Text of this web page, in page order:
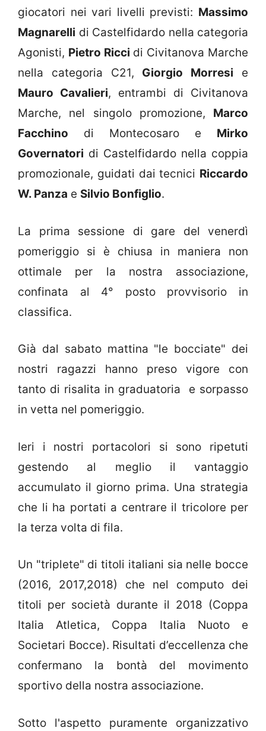
giocatori nei vari livelli previsti: Massimo
Magnarelli di Castelfidardo nella categoria
Agonisti, Pietro Ricci di Civitanova Marche
nella categoria C21, Giorgio Morresi e
Mauro Cavalieri, entrambi di Civitanova
Marche, nel singolo promozione, Marco
Facchino di Montecosaro e Mirko
Governatori di Castelfidardo nella coppia
promozionale, guidati dai tecnici Riccardo
W. Panza e Silvio Bonfiglio.
La prima sessione di gare del venerdì
pomeriggio si è chiusa in maniera non
ottimale per la nostra associazione,
confinata al 4° posto provvisorio in
classifica.
Già dal sabato mattina "le bocciate" dei
nostri ragazzi hanno preso vigore con
tanto di risalita in graduatoria e sorpasso
in vetta nel pomeriggio.
Ieri i nostri portacolori si sono ripetuti
gestendo al meglio il vantaggio
accumulato il giorno prima. Una strategia
che li ha portati a centrare il tricolore per
la terza volta di fila.
Un "triplete" di titoli italiani sia nelle bocce
(2016, 2017,2018) che nel computo dei
titoli per società durante il 2018 (Coppa
Italia Atletica, Coppa Italia Nuoto e
Societari Bocce). Risultati d’eccellenza che
confermano la bontà del movimento
sportivo della nostra associazione.
Sotto l'aspetto puramente organizzativo